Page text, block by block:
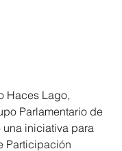
Haces Lago,
Parlamentario de
una iniciativa para
Participación